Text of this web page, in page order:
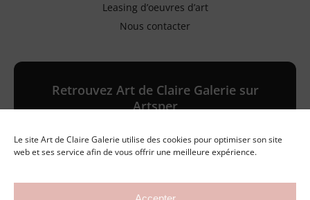
Le site Art de Claire Galerie utilise des cookies pour optimiser son site
web et ses service afin de vous offrir une meilleure expérience.
Leasing d’oeuvres d’art
Nous contacter
Retrouvez Art de Claire Galerie sur
Artsper
Galerie en ligne